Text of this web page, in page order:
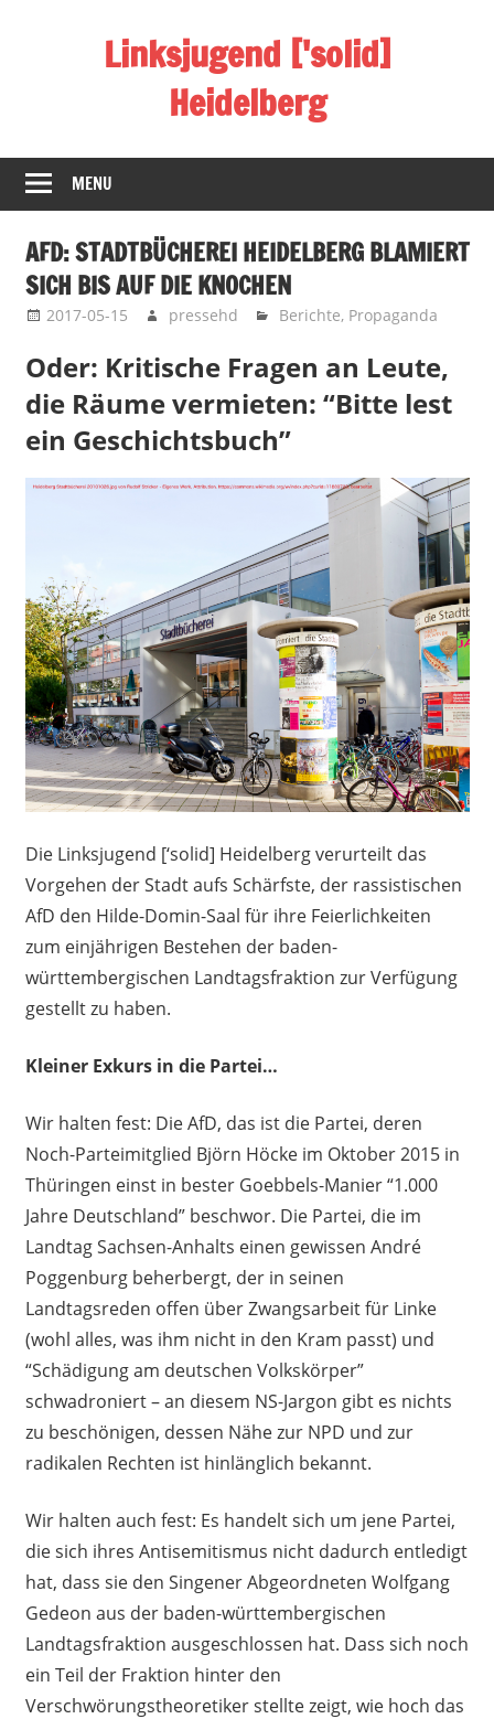
Linksjugend ['solid]
Heidelberg
antifaschistisch,
basisdemokratisch
feministisch
MENU
AFD: STADTBÜCHEREI HEIDELBERG BLAMIERT
SICH BIS AUF DIE KNOCHEN
2017-05-15 pressehd Berichte, Propaganda
Oder: Kritische Fragen an Leute,
die Räume vermieten: “Bitte lest
ein Geschichtsbuch”
Die Linksjugend [‘solid] Heidelberg verurteilt das
Vorgehen der Stadt aufs Schärfste, der rassistischen
AfD den Hilde-Domin-Saal für ihre Feierlichkeiten
zum einjährigen Bestehen der baden-
württembergischen Landtagsfraktion zur Verfügung
gestellt zu haben.
Kleiner Exkurs in die Partei…
Wir halten fest: Die AfD, das ist die Partei, deren
Noch-Parteimitglied Björn Höcke im Oktober 2015 in
Thüringen einst in bester Goebbels-Manier “1.000
Jahre Deutschland” beschwor. Die Partei, die im
Landtag Sachsen-Anhalts einen gewissen André
Poggenburg beherbergt, der in seinen
Landtagsreden offen über Zwangsarbeit für Linke
(wohl alles, was ihm nicht in den Kram passt) und
“Schädigung am deutschen Volkskörper”
schwadroniert – an diesem NS-Jargon gibt es nichts
zu beschönigen, dessen Nähe zur NPD und zur
radikalen Rechten ist hinlänglich bekannt.
Wir halten auch fest: Es handelt sich um jene Partei,
die sich ihres Antisemitismus nicht dadurch entledigt
hat, dass sie den Singener Abgeordneten Wolfgang
Gedeon aus der baden-württembergischen
Landtagsfraktion ausgeschlossen hat. Dass sich noch
ein Teil der Fraktion hinter den
Verschwörungstheoretiker stellte zeigt, wie hoch das